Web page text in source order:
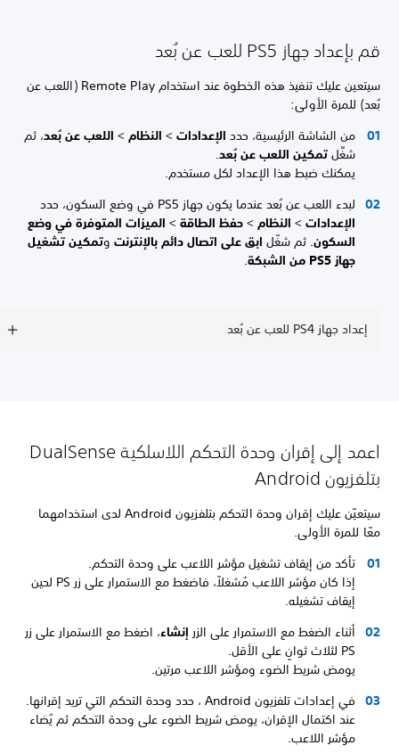
قم بإعداد جهاز PS5 للعب عن بُعد
سيتعين عليك تنفيذ هذه الخطوة عند استخدام Remote Play (اللعب عن
بُعد) للمرة الأولى:
من الشاشة الرئيسية، حددالإعدادات>النظام>اللعب عن بُعد، ثم
شغِّلتمكين اللعب عن بُعد.
يمكنك ضبط هذا الإعداد لكل مستخدم.
لبدء اللعب عن بُعد عندما يكون جهاز PS5 في وضع السكون، حدد
الإعدادات>النظام>حفظ الطاقة>الميزات المتوفرة في وضع
السكون. ثم شغّلابق على اتصال دائم بالإنترنتو تمكين تشغيل
جهاز PS5 من الشبكة
.
إعداد جهاز PS4 للعب عن بُعد
اعمد إلى إقران وحدة التحكم اللاسلكية DualSense
بتلفزيون Android
سيتعيّن عليك إقران وحدة التحكم بتلفزيون Android لدى استخدامهما
معًا للمرة الأولى.
تأكد من إيقاف تشغيل مؤشر اللاعب على وحدة التحكم.
إذا كان مؤشر اللاعب مُشغلاً، فاضغط مع الاستمرار على زر PS لحين
إيقاف تشغيله.
أثناء الضغط مع الاستمرار على الزرإنشاء، اضغط مع الاستمرار على زر
PS لثلاث ثوانٍ على الأقل.
يومض شريط الضوء ومؤشر اللاعب مرتين.
في إعدادات تلفزيون Android
، حدد وحدة التحكم التي تريد إقرانها.
عند اكتمال الإقران، يومض شريط الضوء على وحدة التحكم ثم يُضاء
مؤشر اللاعب.